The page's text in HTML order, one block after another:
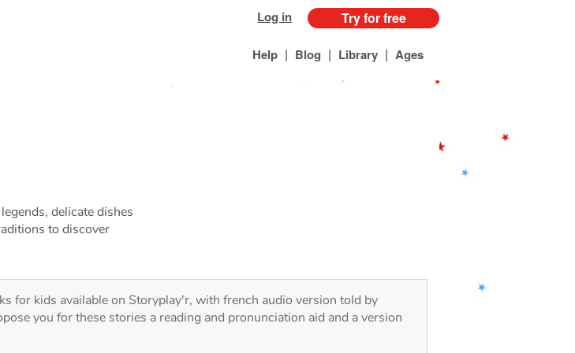
Log in Try for free
Help | Blog | Library | Ages
delicate dishes
to discover
for kids available on Storyplay'r, with french audio version told by
you for these stories a reading and pronunciation aid and a version